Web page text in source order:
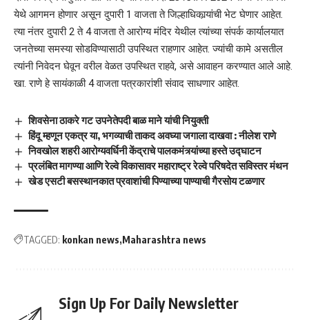
येथे आगमन होणार असून दुपारी 1 वाजता ते जिल्हाधिकार्‍यांची भेट घेणार आहेत.
त्या नंतर दुपारी 2 ते 4 वाजता ते आरोग्य मंदिर येथील त्यांच्या संपर्क कार्यालयात
जनतेच्या समस्या सोडविण्यासाठी उपस्थित राहणार आहेत. ज्यांची कामे असतील
त्यांनी निवेदन घेवून वरील वेळत उपस्थित राहवे, असे आवाहन करण्यात आले आहे.
खा. राणे हे सायंकाळी 4 वाजता पत्रकारांशी संवाद साधणार आहेत.
शिवसेना ठाकरे गट उपनेतेपदी बाळ माने यांची नियुक्ती
हिंदू म्हणून एकत्र या, भगव्याची ताकद अवघ्या जगाला दाखवा : नीलेश राणे
निवखोल शहरी आरोग्यवर्धिनी केंद्राचे पालकमंत्र्यांच्या हस्ते उद्घाटन
प्रलंबित मागण्या आणि रेल्वे विकासावर महाराष्ट्र रेल्वे परिषदेत सविस्तर मंथन
खेड एसटी बसस्थानकात प्रवाशांची पिण्याच्या पाण्याची गैरसोय टळणार
TAGGED: konkan news Maharashtra news
Sign Up For Daily Newsletter